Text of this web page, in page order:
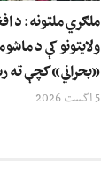
ولایتونو کې د
«بحراني» کچې ته
5 اگست 2026